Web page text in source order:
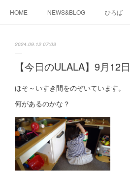
HOME NEWS&BLOG ひろば
2024.09.12 07:03
【今日のULALA】9月12日
ほそ～いすき間をのぞいています。
何があるのかな？